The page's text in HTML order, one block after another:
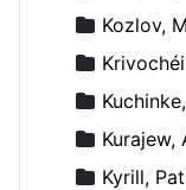
Kozlov,
Kurajew,
Kyrill,